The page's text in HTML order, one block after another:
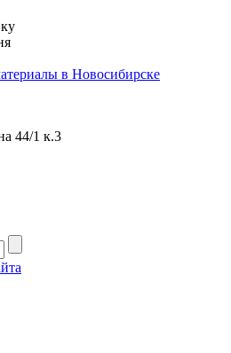
в Новосибирске
44/1 к.3